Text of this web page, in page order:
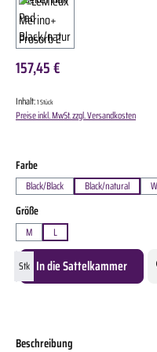
157,45 €
Inhalt:1 Stück
Preise inkl. MwSt. zzgl. Versandkosten
Farbeauswählen
Black/Black Black/natural
Größeauswählen
M L
Produkt Anzahl: Gib den
Stk In die Sattelkammer
Beschreibung